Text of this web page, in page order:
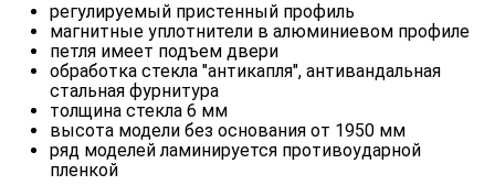
регулируемый пристенный профиль
магнитные уплотнители в алюминиевом профиле
петля имеет подъем двери
обработка стекла "антикапля", антивандальная
стальная фурнитура
толщина стекла 6 мм
высота модели без основания от 1950 мм
ряд моделей ламинируется противоударной
пленкой